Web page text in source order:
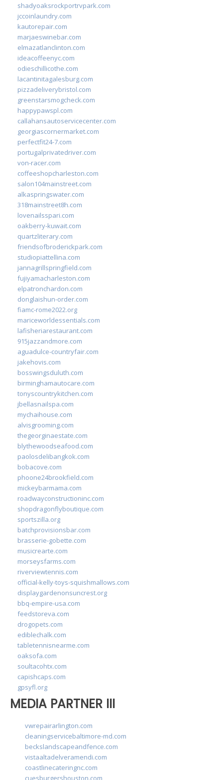
shadyoaksrockportrvpark.com
jccoinlaundry.com
kautorepair.com
marjaeswinebar.com
elmazatlanclinton.com
ideacoffeenyc.com
odieschillicothe.com
lacantinitagalesburg.com
pizzadeliverybristol.com
greenstarsmogcheck.com
happypawspl.com
callahansautoservicecenter.com
georgiascornermarket.com
perfectfit24-7.com
portugalprivatedriver.com
von-racer.com
coffeeshopcharleston.com
salon104mainstreet.com
alkaspringswater.com
318mainstreet8h.com
lovenailsspari.com
oakberry-kuwait.com
quartzliterary.com
friendsofbroderickpark.com
studiopiattellina.com
jannagrillspringfield.com
fujiyamacharleston.com
elpatronchardon.com
donglaishun-order.com
fiamc-rome2022.org
mariceworldessentials.com
lafisheriarestaurant.com
915jazzandmore.com
aguadulce-countryfair.com
jakehovis.com
bosswingsduluth.com
birminghamautocare.com
tonyscountrykitchen.com
jbellasnailspa.com
mychaihouse.com
alvisgrooming.com
thegeorginaestate.com
blythewoodseafood.com
paolosdelibangkok.com
bobacove.com
phoone24brookfield.com
mickeybarmama.com
roadwayconstructioninc.com
shopdragonflyboutique.com
sportszilla.org
batchprovisionsbar.com
brasserie-gobette.com
musicrearte.com
morseysfarms.com
riverviewtennis.com
official-kelly-toys-squishmallows.com
displaygardenonsuncrest.org
bbq-empire-usa.com
feedstoreva.com
drogopets.com
ediblechalk.com
tabletennisnearme.com
oaksofa.com
soultacohtx.com
capishcaps.com
gpsyfl.org
MEDIA PARTNER III
vwrepairarlington.com
cleaningservicebaltimore-md.com
beckslandscapeandfence.com
vistaaltadelveramendi.com
coastlinecateringnc.com
cuesburgershouston.com